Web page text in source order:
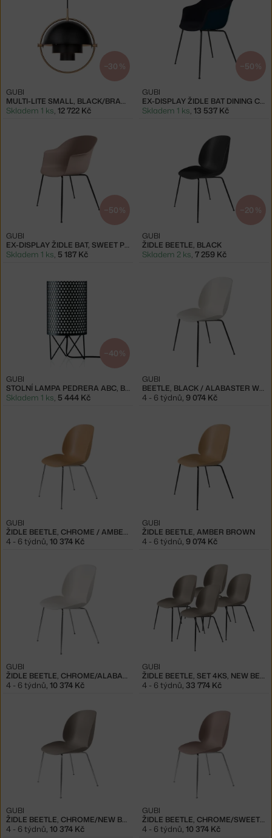
−30 %
MULTI-LITE SMALL, BLACK/BRASS
GUBI
Skladem 1 ks 12 722 Kč
−50 %
EX-DISPLAY ŽIDLE BAT DINING CHAIR
GUBI
Skladem 1 ks 13 537 Kč
−50 %
EX-DISPLAY ŽIDLE BAT, SWEET PINK
GUBI
Skladem 1 ks 5 187 Kč
−20 %
ŽIDLE BEETLE, BLACK
GUBI
Skladem 2 ks 7 259 Kč
−40 %
STOLNÍ LAMPA PEDRERA ABC, BLACK
GUBI
Skladem 1 ks, 5 444 Kč
BEETLE, BLACK / ALABASTER WHITE
GUBI
4 - 6 týdnů, 9 074 Kč
ŽIDLE BEETLE, CHROME / AMBER BROWN
GUBI
4 - 6 týdnů, 10 374 Kč
ŽIDLE BEETLE, AMBER BROWN
GUBI
4 - 6 týdnů, 9 074 Kč
ŽIDLE BEETLE, CHROME/ALABASTER WHITE
GUBI
4 - 6 týdnů, 10 374 Kč
ŽIDLE BEETLE, SET 4KS, NEW BEIGE
GUBI
4 - 6 týdnů, 33 774 Kč
ŽIDLE BEETLE, CHROME/NEW BEIGE
GUBI
4 - 6 týdnů, 10 374 Kč
ŽIDLE BEETLE, CHROME/SWEET PINK
GUBI
4 - 6 týdnů, 10 374 Kč